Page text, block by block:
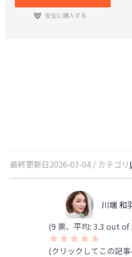
最終更新日2026-03-04 / カテゴリ
川端 和
(9 票、平均: 3.3 out of
(クリックしてこの記